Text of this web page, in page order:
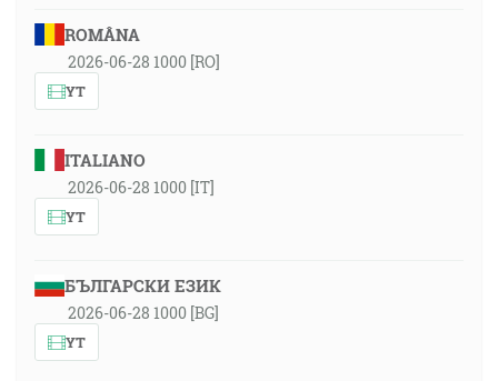
ROMÂNA
2026-06-28 1000 [RO]
YT
ITALIANO
2026-06-28 1000 [IT]
YT
БЪЛГАРСКИ ЕЗИК
2026-06-28 1000 [BG]
YT